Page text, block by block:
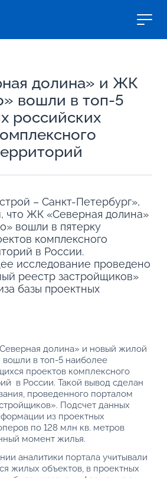
долина» и ЖК
вошли в топ-5
российских
– Санкт-Петербург»,
что ЖК «Северная долина»
вошли в пятерку
комплексного
в России.
исследование проведено
реестр застройщиков»
базы проектных
долина» и новый жилой
в топ-5 наиболее
проектов комплексного
в России. Такой вывод сделан
проведенного порталом
Подсчет данных
из проектных
по 128 млн кв. метров
момент жилья.
аналитики портала учитывали
жилых объектов, в проектных